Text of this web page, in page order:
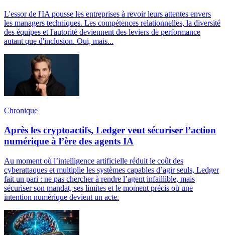
L'essor de l'IA pousse les entreprises à revoir leurs attentes envers
les managers techniques. Les compétences relationnelles, la diversité
des équipes et l'autorité deviennent des leviers de performance
autant que d'inclusion. Oui, mais...
Chronique
Après les cryptoactifs, Ledger veut sécuriser l’action
numérique à l’ère des agents IA
Au moment où l’intelligence artificielle réduit le coût des
cyberattaques et multiplie les systèmes capables d’agir seuls, Ledger
fait un pari : ne pas chercher à rendre l’agent infaillible, mais
sécuriser son mandat, ses limites et le moment précis où une
intention numérique devient un acte.